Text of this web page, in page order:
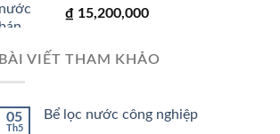
₫ 15,200,000
BÀI VIẾT THAM KHẢO
05
Th5
Bể lọc nước công nghiệp